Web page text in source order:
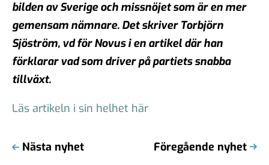
bilden av Sverige och missnöjet som är en mer
gemensam nämnare. Det skriver Torbjörn
Sjöström, vd för Novus i en artikel där han
förklarar vad som driver på partiets snabba
tillväxt.
Läs artikeln i sin helhet här
Nästa nyhet Föregående nyhet